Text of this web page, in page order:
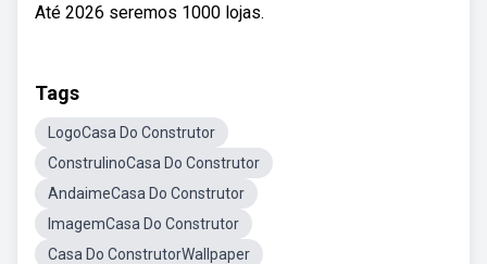
Até 2026 seremos 1000 lojas.
Tags
LogoCasa Do Construtor
ConstrulinoCasa Do Construtor
AndaimeCasa Do Construtor
ImagemCasa Do Construtor
Casa Do ConstrutorWallpaper